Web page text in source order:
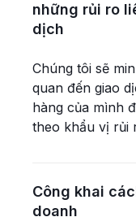
những rủi ro
dịch
Chúng tôi sẽ
quan đến giao
hàng của mình
theo khẩu vị rủi
Công khai
doanh